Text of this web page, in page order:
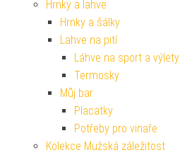
Hrnky a lahve
Hrnky a šálky
Lahve na pití
Láhve na sport a výlety
Termosky
Můj bar
Placatky
Potřeby pro vinaře
Kolekce Mužská záležitost